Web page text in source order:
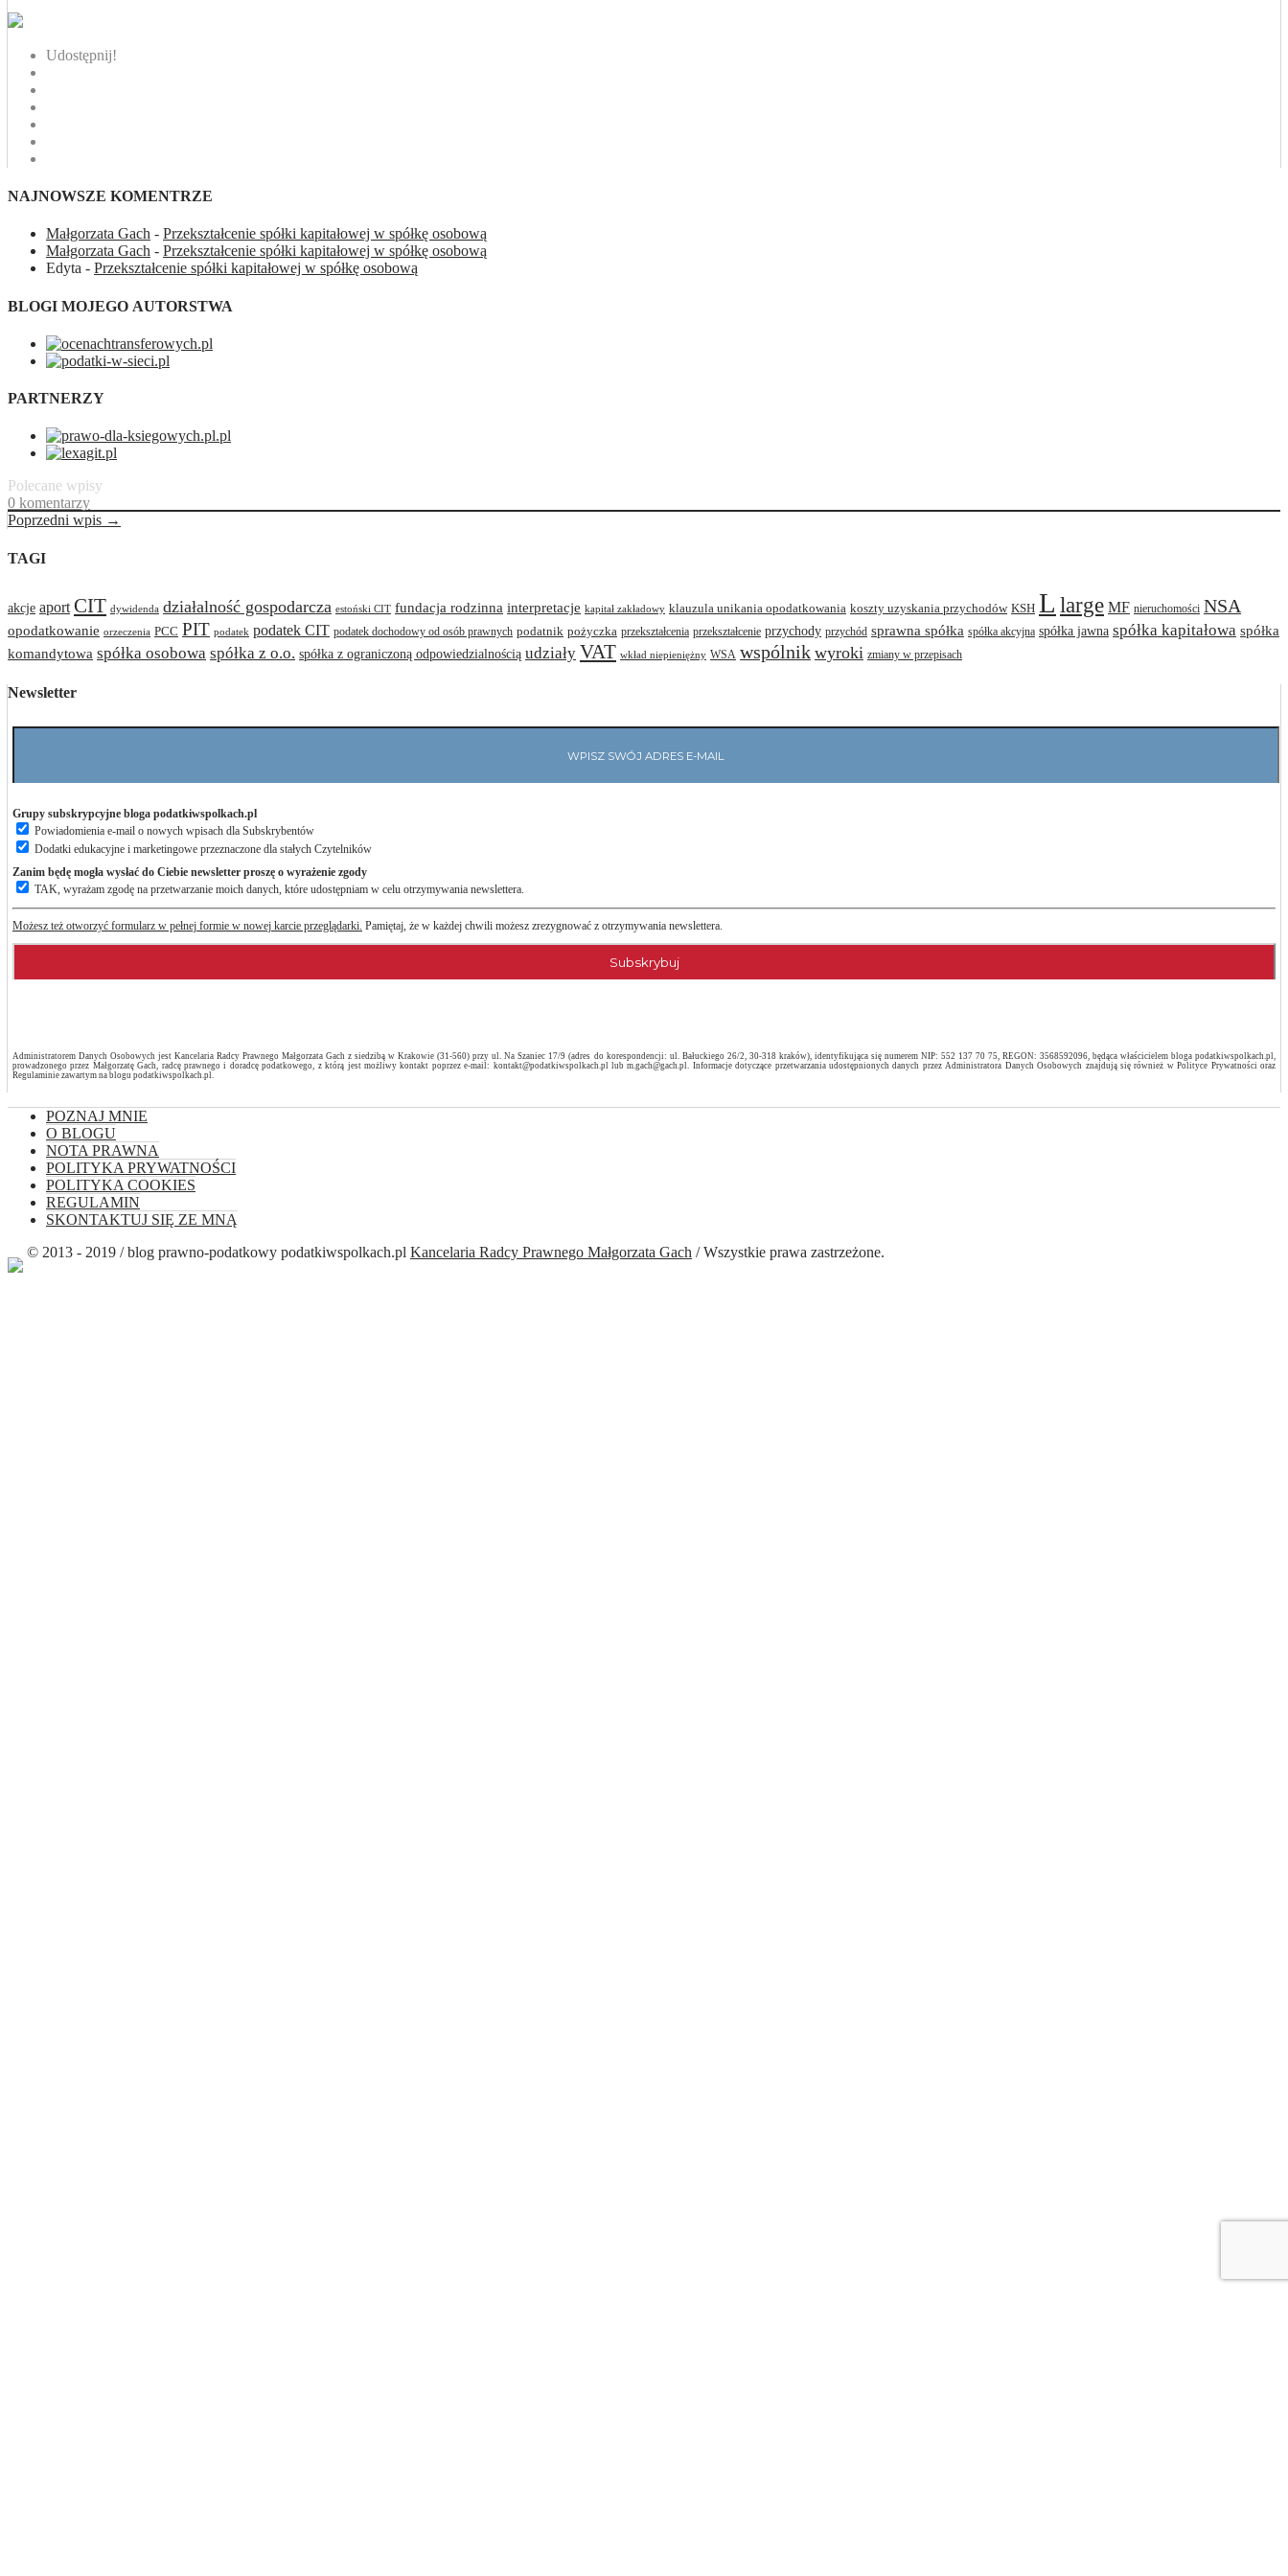
Udostępnij!
NAJNOWSZE KOMENTRZE
Małgorzata Gach - Przekształcenie spółki kapitałowej w spółkę osobową
Małgorzata Gach - Przekształcenie spółki kapitałowej w spółkę osobową
Edyta - Przekształcenie spółki kapitałowej w spółkę osobową
BLOGI MOJEGO AUTORSTWA
PARTNERZY
Polecane wpisy
0 komentarzy
Poprzedni wpis →
TAGI
akcje aport CIT dywidenda działalność gospodarcza estoński CIT fundacja rodzinna interpretacje kapitał zakładowy klauzula unikania opodatkowania koszty uzyskania przychodów KSH L large MF nieruchomości NSA
opodatkowanie orzeczenia PCC PIT podatek podatek CIT podatek dochodowy od osób prawnych podatnik pożyczka przekształcenia przekształcenie przychody przychód sprawna spółka spółka akcyjna spółka jawna spółka kapitałowa spółka
komandytowa spółka osobowa spółka z o.o. spółka z ograniczoną odpowiedzialnością udziały VAT wkład niepieniężny WSA wspólnik wyroki zmiany w przepisach
Newsletter
Grupy subskrypcyjne bloga podatkiwspolkach.pl
Powiadomienia e-mail o nowych wpisach dla Subskrybentów
Dodatki edukacyjne i marketingowe przeznaczone dla stałych Czytelników
Zanim będę mogła wysłać do Ciebie newsletter proszę o wyrażenie zgody
TAK, wyrażam zgodę na przetwarzanie moich danych, które udostępniam w celu otrzymywania newslettera.
Możesz też otworzyć formularz w pełnej formie w nowej karcie przeglądarki. Pamiętaj, że w każdej chwili możesz zrezygnować z otrzymywania newslettera.
Administratorem Danych Osobowych jest Kancelaria Radcy Prawnego Małgorzata Gach z siedzibą w Krakowie (31-560) przy ul. Na Szaniec 17/9 (adres do korespondencji: ul. Bałuckiego 26/2, 30-318 kraków), identyfikująca się numerem NIP: 552 137 70 75, REGON: 3568592096, będąca właścicielem bloga podatkiwspolkach.pl,
prowadzonego przez Małgorzatę Gach, radcę prawnego i doradcę podatkowego, z którą jest możliwy kontakt poprzez e-mail: kontakt@podatkiwspolkach.pl lub m.gach@gach.pl. Informacje dotyczące przetwarzania udostępnionych danych przez Administratora Danych Osobowych znajdują się również w Polityce Prywatności oraz
Regulaminie zawartym na blogu podatkiwspolkach.pl.
POZNAJ MNIE
O BLOGU
NOTA PRAWNA
POLITYKA PRYWATNOŚCI
POLITYKA COOKIES
REGULAMIN
SKONTAKTUJ SIĘ ZE MNĄ
© 2013 - 2019 / blog prawno-podatkowy podatkiwspolkach.pl Kancelaria Radcy Prawnego Małgorzata Gach / Wszystkie prawa zastrzeżone.